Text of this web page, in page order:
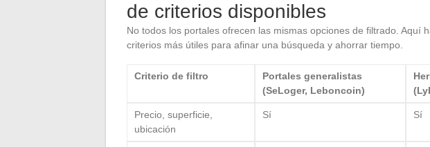
de criterios disponibles
No todos los portales ofrecen las mismas opciones de filtrado. Aquí
criterios más útiles para afinar una búsqueda y ahorrar tiempo.
Criterio de filtro
Portales generalistas
(SeLoger, Leboncoin)
Precio, superficie,
ubicación
Sí Sí